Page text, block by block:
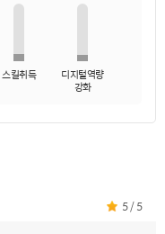
스킬취득
디지털역량
강화
5 / 5